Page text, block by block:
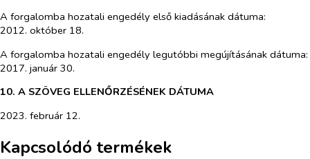
A forgalomba hozatali engedély első kiadásának dátuma:
2012. október 18.
A forgalomba hozatali engedély legutóbbi megújításának dátuma:
2017. január 30.
10. A SZÖVEG ELLENŐRZÉSÉNEK DÁTUMA
2023. február 12.
Kapcsolódó termékek